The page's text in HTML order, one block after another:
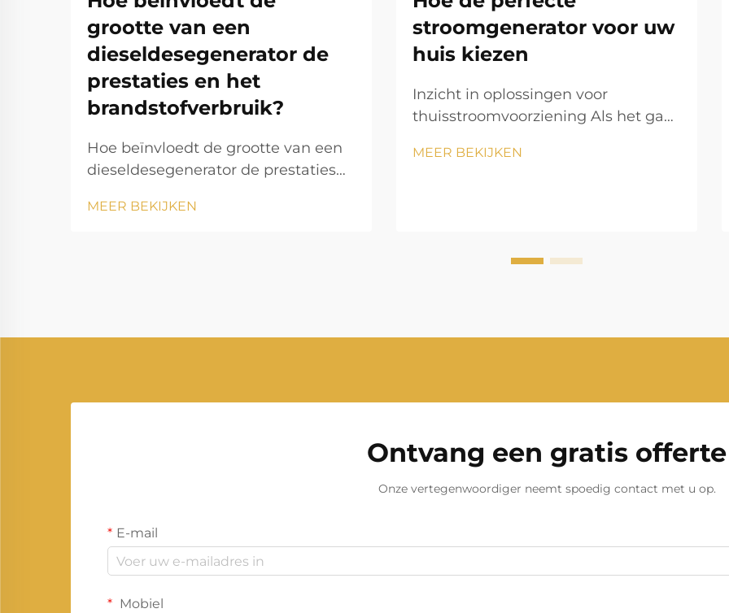
grootte van een
dieseldesegenerator de
prestaties en het
brandstofverbruik?
Hoe beïnvloedt de grootte van een
dieseldesegenerator de prestaties
dieseldesegenerator is een van de
MEER BEKIJKEN
stroomgenerator voor uw
huis kiezen
Inzicht in oplossingen voor
thuisstroomvoorziening Als het gaat
woning, is een stroomgenerator uw
natuurrampen of...
MEER BEKIJKEN
Ontvang een gratis offerte
Onze vertegenwoordiger neemt spoedig contact met u op.
E-mail
Mobiel